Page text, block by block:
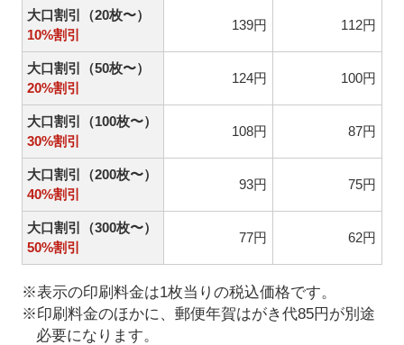
大口割引（20枚〜）
10%割引
139円 112円
大口割引（50枚〜）
20%割引
124円 100円
大口割引（100枚〜）
30%割引
108円 87円
大口割引（200枚〜）
40%割引
93円 75円
大口割引（300枚〜）
50%割引
77円 62円
※表示の印刷料金は1枚当りの税込価格です。
※印刷料金のほかに、郵便年賀はがき代85円が別途
必要になります。